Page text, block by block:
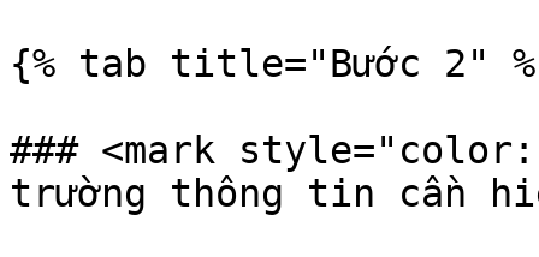
{% tab title="Bước 2"
### <mark
trường thông tin cần